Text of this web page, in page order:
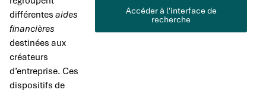
différentes aides
financières
destinées aux
créateurs
d’entreprise. Ces
dispositifs de
Accéder à l'interface de
recherche